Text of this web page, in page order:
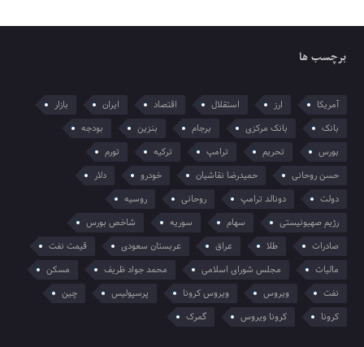
برچسب ها
آمریکا ارز استقلال اقتصاد ایران
بازار
بانک
بانک مرکزی برجام بنزین
بودجه
بورس
تحریم ترامپ ترکیه
تورم
حسن روحانی
حمیدرضا نقاشیان خودرو
دلار
دولت
دونالد ترامپ روحانی
روسیه
رژیم صهیونیستی
سهام سوریه
شاخص بورس
صادرات
طلا عراق عربستان سعودی
قیمت نفت
مالیات
مجلس شورای اسلامی محمد جواد ظریف
مسکن
نفت
ویروس ویروس کرونا پرسپولیس
چین
کرونا
کرونا ویروس گمرک